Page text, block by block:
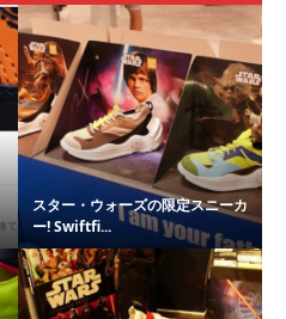
スター・ウォーズの限定スニーカ
ー! Swiftfi...